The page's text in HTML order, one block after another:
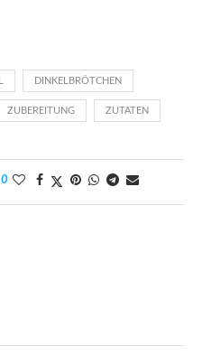
DINKELBRÖTCHEN
ZUBEREITUNG ZUTATEN
0